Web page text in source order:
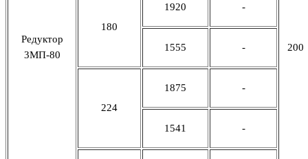
Редуктор
3МП-80
200
180
1920 -
1555 -
224
1875 -
1541 -